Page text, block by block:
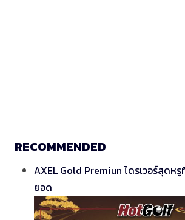
RECOMMENDED
AXEL Gold Premiun ไดรเวอร์สุดหรู
ยอด